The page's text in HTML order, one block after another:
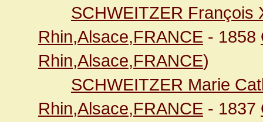
SCHWEITZER François
Rhin,Alsace,FRANCE - 1858
Rhin,Alsace,FRANCE)
SCHWEITZER Marie
Rhin,Alsace,FRANCE - 1837